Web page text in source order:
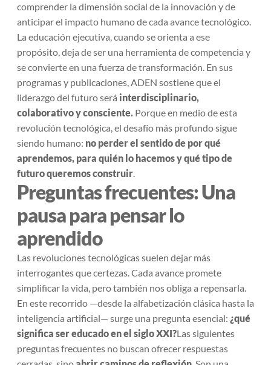
comprender la dimensión social de la innovación y de
anticipar el impacto humano de cada avance tecnológico.
La educación ejecutiva, cuando se orienta a ese
propósito, deja de ser una herramienta de competencia y
se convierte en una fuerza de transformación. En sus
programas y publicaciones, ADEN sostiene que el
liderazgo del futuro será interdisciplinario,
colaborativo y consciente. Porque en medio de esta
revolución tecnológica, el desafío más profundo sigue
siendo humano: no perder el sentido de por qué
aprendemos, para quién lo hacemos y qué tipo de
futuro queremos construir.
Preguntas frecuentes: Una
pausa para pensar lo
aprendido
Las revoluciones tecnológicas suelen dejar más
interrogantes que certezas. Cada avance promete
simplificar la vida, pero también nos obliga a repensarla.
En este recorrido —desde la alfabetización clásica hasta la
inteligencia artificial— surge una pregunta esencial: ¿qué
significa ser educado en el siglo XXI?Las siguientes
preguntas frecuentes no buscan ofrecer respuestas